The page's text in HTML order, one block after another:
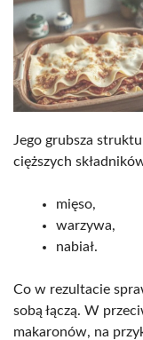
Jego grubsza
cięższych
mięso,
warzywa,
nabiał.
Co w rezultacie
sobą łączą. W
makaronów, na